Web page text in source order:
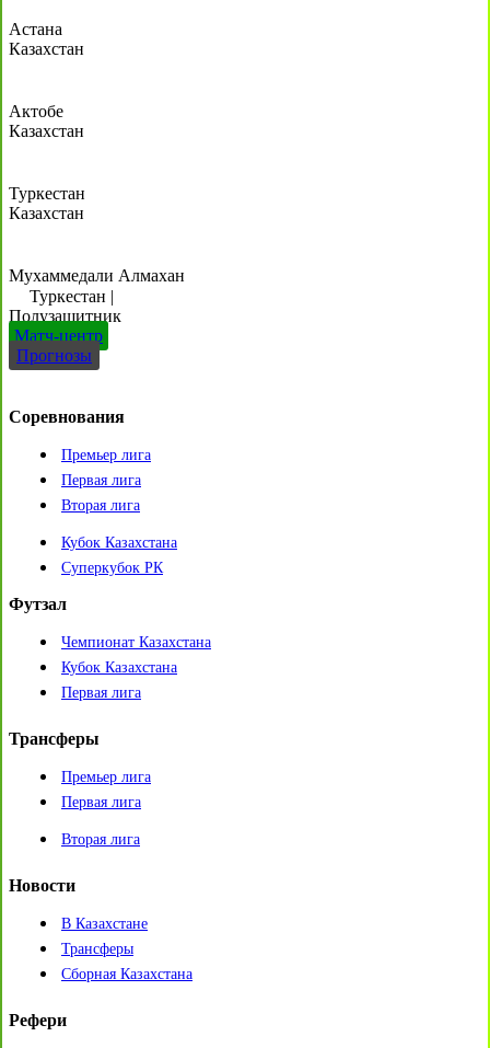
Астана
Казахстан
Актобе
Казахстан
Туркестан
Казахстан
Мухаммедали Алмахан
Туркестан |
Полузащитник
Матч-центр
Прогнозы
Соревнования
Премьер лига
Первая лига
Вторая лига
Кубок Казахстана
Суперкубок РК
Футзал
Чемпионат Казахстана
Кубок Казахстана
Первая лига
Трансферы
Премьер лига
Первая лига
Вторая лига
Новости
В Казахстане
Трансферы
Сборная Казахстана
Рефери